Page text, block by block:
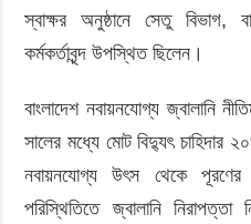
স্বাক্ষর অনুষ্ঠানে সেতু বিভাগ,
কর্মকর্তাবৃন্দ উপস্থিত ছিলেন।
বাংলাদেশ নবায়নযোগ্য জ্বালানি
সালের মধ্যে মোট বিদ্যুৎ
নবায়নযোগ্য উৎস থেকে পূরণের
পরিস্থিতিতে জ্বালানি